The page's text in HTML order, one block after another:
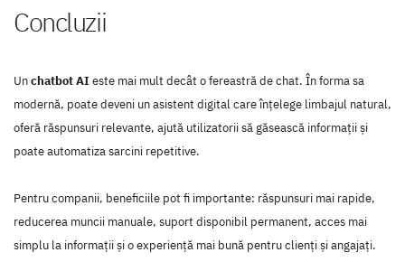
Concluzii
Unchatbot AI este mai mult decât o fereastră de chat. În forma sa
modernă, poate deveni un asistent digital care înțelege limbajul natural,
oferă răspunsuri relevante, ajută utilizatorii să găsească informații și
poate automatiza sarcini repetitive.
Pentru companii, beneficiile pot fi importante: răspunsuri mai rapide,
reducerea muncii manuale, suport disponibil permanent, acces mai
simplu la informații și o experiență mai bună pentru clienți și angajați.